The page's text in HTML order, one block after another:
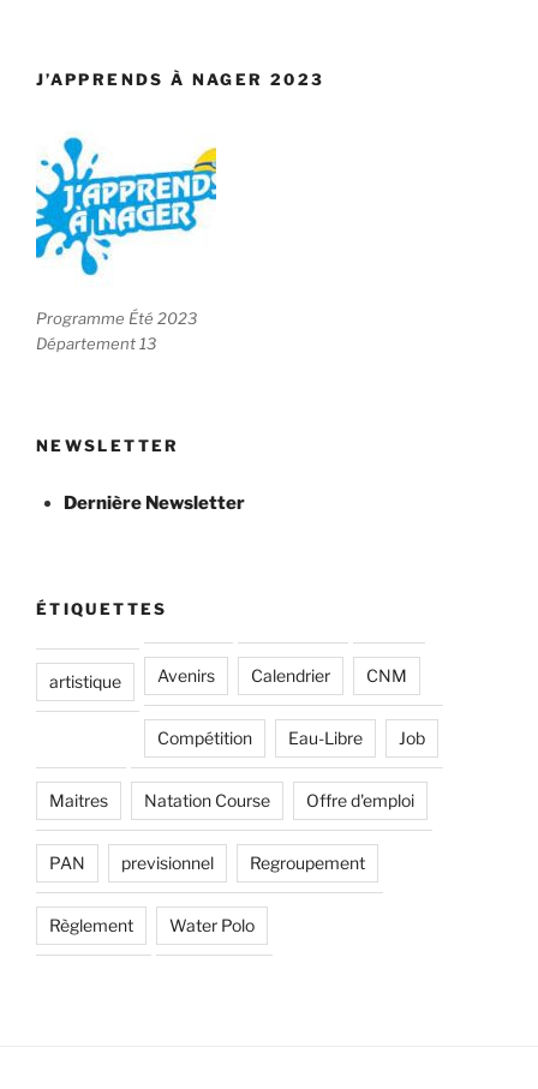
J’APPRENDS À NAGER 2023
Programme Été 2023
Département 13
NEWSLETTER
Dernière Newsletter
ÉTIQUETTES
artistique Avenirs Calendrier CNM
Compétition Eau-Libre Job
Maitres Natation Course Offre d'emploi
PAN previsionnel Regroupement
Règlement Water Polo